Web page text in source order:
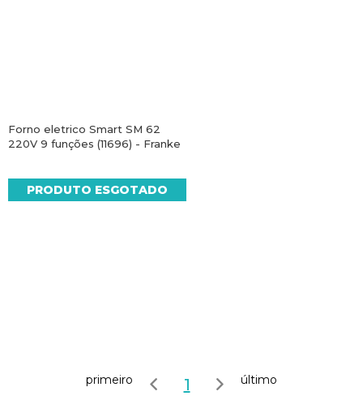
Forno eletrico Smart SM 62
220V 9 funções (11696) - Franke
PRODUTO ESGOTADO
primeiro 1 último